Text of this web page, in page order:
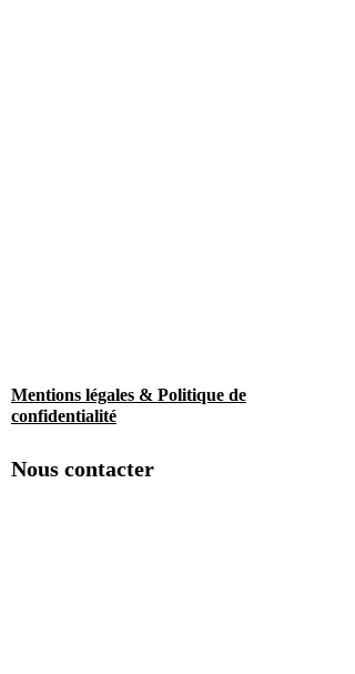
Mentions légales & Politique de
confidentialité
Nous contacter